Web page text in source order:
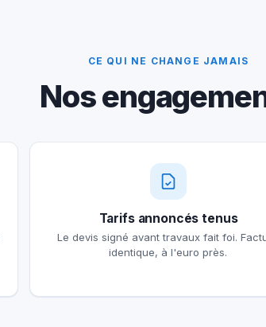
CE QUI NE CHANGE JAMAIS
Nos
Tarifs annoncés tenus
Le devis signé avant travaux fait foi.
identique, à l'euro près.